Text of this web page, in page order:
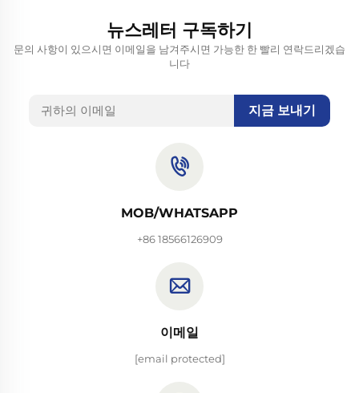
뉴스레터 구독하기
문의 사항이 있으시면 이메일을 남겨주시면 가능한 한 빨리 연락드리겠습
니다
지금 보내기
MOB/WHATSAPP
+86 18566126909
이메일
[email protected]